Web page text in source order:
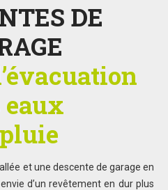
DE
eaux
et une descente de garage en
d’un revêtement en dur plus